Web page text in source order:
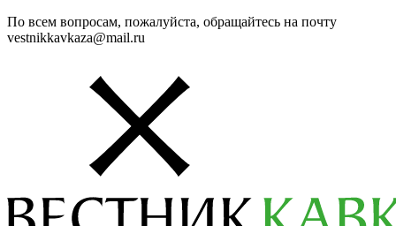
По всем вопросам, пожалуйста, обращайтесь на почту
vestnikkavkaza@mail.ru